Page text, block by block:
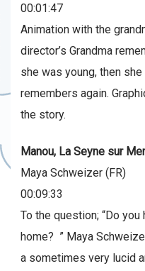
00:01:47
Animation with the
director’s Grandma
she was young, then
remembers again.
the story.
Manou, La Seyne sur
Maya Schweizer (FR)
00:09:33
To the question; “Do
home? ” Maya
a sometimes very lucid